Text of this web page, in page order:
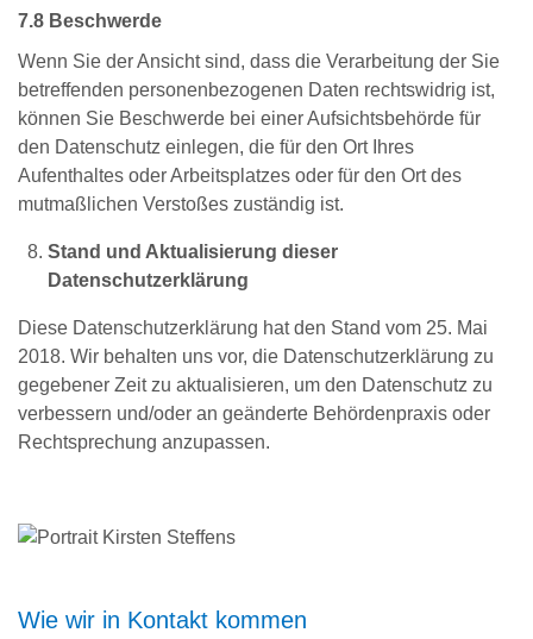
7.8 Beschwerde
Wenn Sie der Ansicht sind, dass die Verarbeitung der Sie
betreffenden personenbezogenen Daten rechtswidrig ist,
können Sie Beschwerde bei einer Aufsichtsbehörde für
den Datenschutz einlegen, die für den Ort Ihres
Aufenthaltes oder Arbeitsplatzes oder für den Ort des
mutmaßlichen Verstoßes zuständig ist.
Stand und Aktualisierung dieser
Datenschutzerklärung
Diese Datenschutzerklärung hat den Stand vom 25. Mai
2018. Wir behalten uns vor, die Datenschutzerklärung zu
gegebener Zeit zu aktualisieren, um den Datenschutz zu
verbessern und/oder an geänderte Behördenpraxis oder
Rechtsprechung anzupassen.
Wie wir in Kontakt kommen